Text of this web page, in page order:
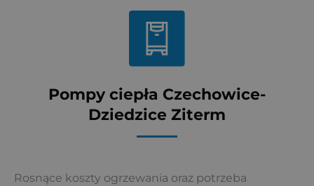
Pompy ciepła Czechowice-
Dziedzice Ziterm
Rosnące koszty ogrzewania oraz potrzeba